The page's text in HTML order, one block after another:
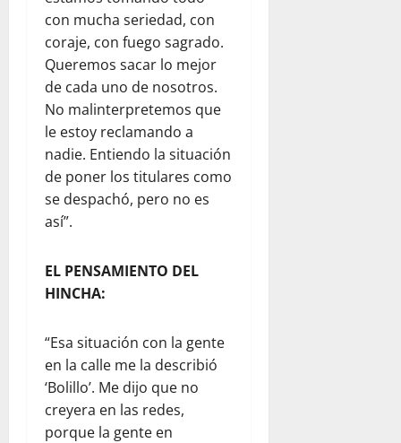
con mucha seriedad, con
coraje, con fuego sagrado.
Queremos sacar lo mejor
de cada uno de nosotros.
No malinterpretemos que
le estoy reclamando a
nadie. Entiendo la situación
de poner los titulares como
se despachó, pero no es
así”.
EL PENSAMIENTO DEL
HINCHA:
“Esa situación con la gente
en la calle me la describió
‘Bolillo’. Me dijo que no
creyera en las redes,
porque la gente en